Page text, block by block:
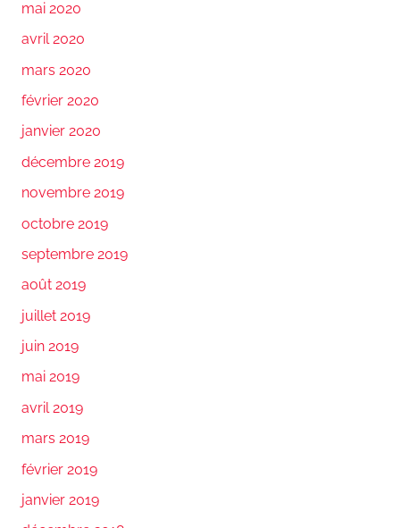
mai 2020
avril 2020
mars 2020
février 2020
janvier 2020
décembre 2019
novembre 2019
octobre 2019
septembre 2019
août 2019
juillet 2019
juin 2019
mai 2019
avril 2019
mars 2019
février 2019
janvier 2019